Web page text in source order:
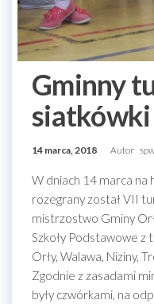
Gminny
14 marca, 2018 Autor
W dniach 14 marca na
rozegrany został VII
mistrzostwo Gminy
Szkoły Podstawowe z
Orły, Walawa, Niziny,
Zgodnie z zasadami
były czwórkami, na